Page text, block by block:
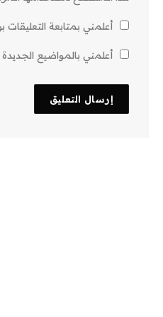
أعلمني بمتابعة التعليقات
أعلمني بالمواضيع الجديدة